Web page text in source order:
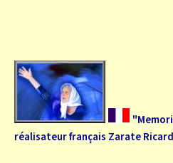
réalisateur français Zarate